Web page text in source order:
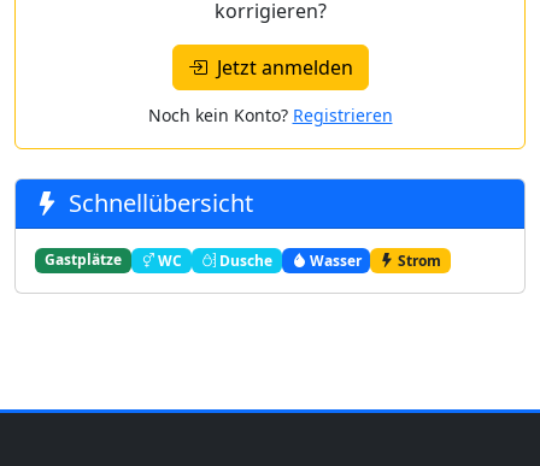
korrigieren?
Jetzt anmelden
Noch kein Konto? Registrieren
Schnellübersicht
Gastplätze WC Dusche Wasser Strom